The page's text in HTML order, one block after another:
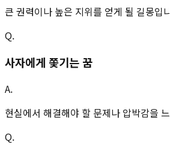
큰 권력이나 높은 지위를 얻게 될 길몽입
Q.
사자에게 쫓기는 꿈
A.
현실에서 해결해야 할 문제나 압박감을
Q.